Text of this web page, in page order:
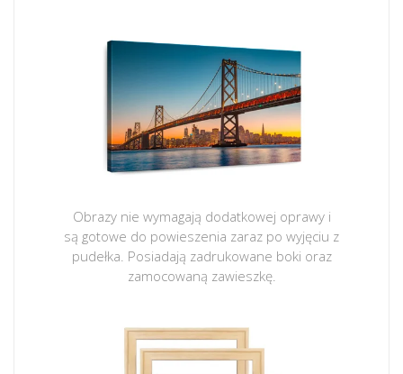
Obrazy nie wymagają dodatkowej oprawy i
są gotowe do powieszenia zaraz po wyjęciu z
pudełka. Posiadają zadrukowane boki oraz
zamocowaną zawieszkę.